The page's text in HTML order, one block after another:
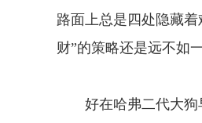
路面上总是四处隐藏
财”的策略还是远不如
好在哈弗二代大